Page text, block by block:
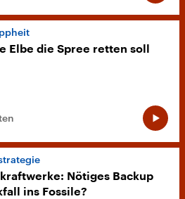
Elbe die Spree retten soll
Nötiges Backup
ins Fossile?